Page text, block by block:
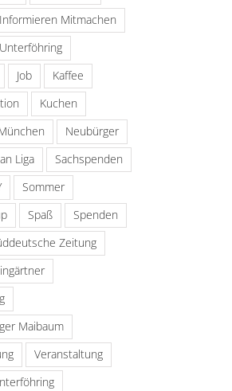
Mitmachen
Job
Kaffee
Kuchen
Neubürger
Liga
Sachspenden
Sommer
Spaß
Spenden
Zeitung
Maibaum
Veranstaltung